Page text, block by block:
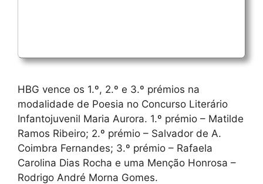
HBG vence os 1.º, 2.º e 3.º prémios na
modalidade de Poesia no Concurso Literário
Infantojuvenil Maria Aurora. 1.º prémio – Matilde
Ramos Ribeiro; 2.º prémio – Salvador de A.
Coimbra Fernandes; 3.º prémio – Rafaela
Carolina Dias Rocha e uma Menção Honrosa –
Rodrigo André Morna Gomes.